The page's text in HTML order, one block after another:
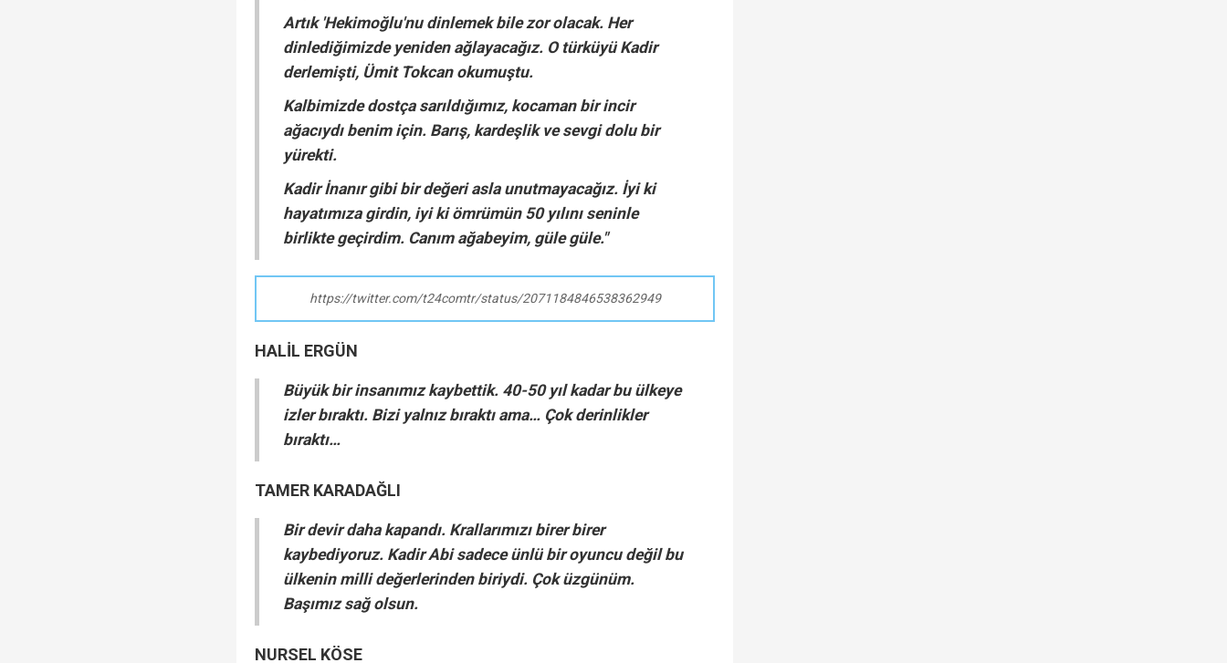
Artık 'Hekimoğlu'nu dinlemek bile zor olacak. Her
dinlediğimizde yeniden ağlayacağız. O türküyü Kadir
derlemişti, Ümit Tokcan okumuştu.
Kalbimizde dostça sarıldığımız, kocaman bir incir
ağacıydı benim için. Barış, kardeşlik ve sevgi dolu bir
yürekti.
Kadir İnanır gibi bir değeri asla unutmayacağız. İyi ki
hayatımıza girdin, iyi ki ömrümün 50 yılını seninle
birlikte geçirdim. Canım ağabeyim, güle güle."
https://twitter.com/t24comtr/status/2071184846538362949
HALİL ERGÜN
Büyük bir insanımız kaybettik. 40-50 yıl kadar bu ülkeye
izler bıraktı. Bizi yalnız bıraktı ama… Çok derinlikler
bıraktı…
TAMER KARADAĞLI
Bir devir daha kapandı. Krallarımızı birer birer
kaybediyoruz. Kadir Abi sadece ünlü bir oyuncu değil bu
ülkenin milli değerlerinden biriydi. Çok üzgünüm.
Başımız sağ olsun.
NURSEL KÖSE